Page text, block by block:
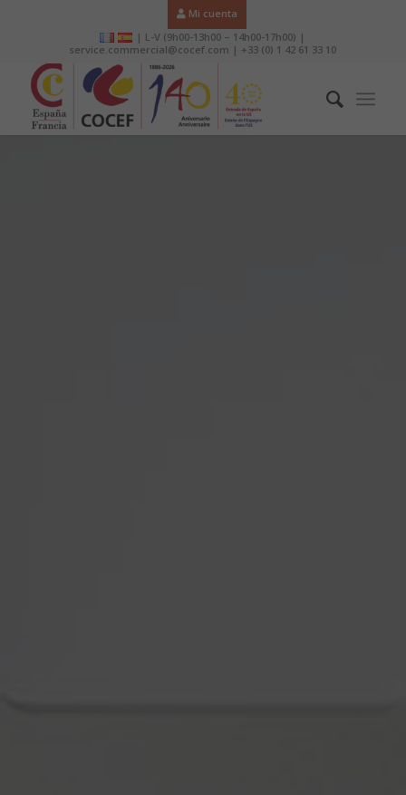
Mi cuenta
| L-V (9h00-13h00 – 14h00-17h00) |
service.commercial@cocef.com | +33 (0) 1 42 61 33 10